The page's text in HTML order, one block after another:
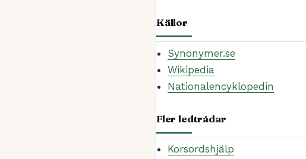
Källor
Synonymer.se
Wikipedia
Nationalencyklopedin
Fler ledtrådar
Korsordshjälp